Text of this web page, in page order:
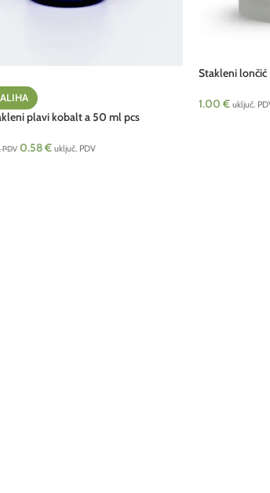
plavi kobalt a 50 ml pcs
PDV 0.58€ uključ. PDV
Stakleni lončić
1.00 € uključ.